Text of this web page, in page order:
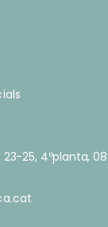
25, 4ºplanta,